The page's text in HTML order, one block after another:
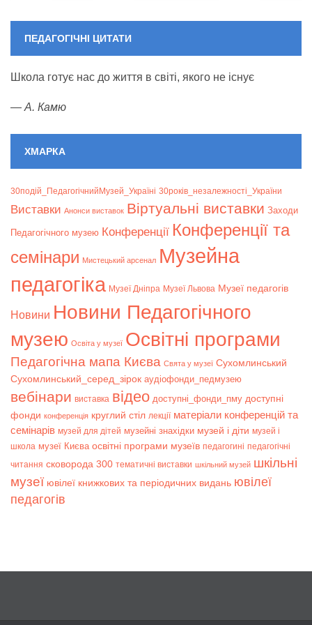
ПЕДАГОГІЧНІ ЦИТАТИ
Школа готує нас до життя в світі, якого не існує
— А. Камю
ХМАРКА
30подій_ПедагогічнийМузей_Україні 30років_незалежності_України
Bиставки Анонси виставок Віртуальні виставки Заходи
Педагогічного музею Конференції Конференції та
семінари Мистецький арсенал Музейна
педагогіка Музеї Дніпра Музеї Львова Музеї педагогів
Новини Новини Педагогічного
музею Освіта у музеї Освітні програми
Педагогічна мапа Києва Свята у музеї Сухомлинський
Сухомлинський_серед_зірок аудіофонди_педмузею
вебінари виставка відео доступні_фонди_пму доступні
фонди конференція круглий стіл лекції матеріали конференцій та
семінарів музей для дітей музейні знахідки музей і діти музей і
школа музеї Києва освітні програми музеїв педагогині педагогічні
читання сковорода 300 тематичні виставки шкільний музей шкільні
музеї ювілеї книжкових та періодичних видань ювілеї
педагогів